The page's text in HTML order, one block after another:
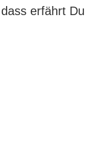
erfährt Du